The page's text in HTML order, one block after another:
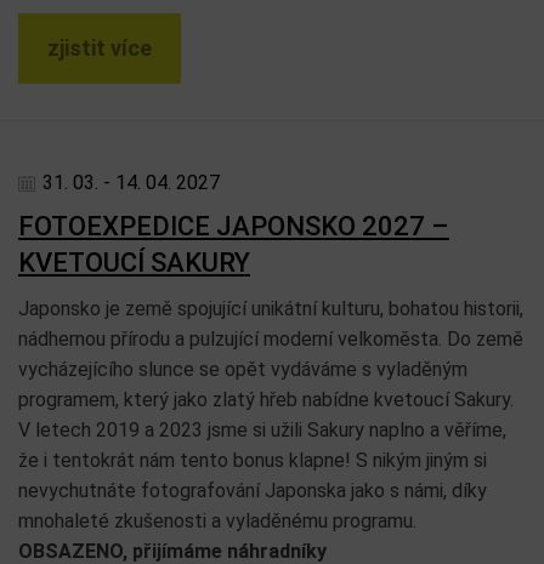
zjistit více
31. 03. - 14. 04. 2027
FOTOEXPEDICE JAPONSKO 2027 –
KVETOUCÍ SAKURY
Japonsko je země spojující unikátní kulturu, bohatou historii,
nádhernou přírodu a pulzující moderní velkoměsta. Do země
vycházejícího slunce se opět vydáváme s vyladěným
programem, který jako zlatý hřeb nabídne kvetoucí Sakury.
V letech 2019 a 2023 jsme si užili Sakury naplno a věříme,
že i tentokrát nám tento bonus klapne! S nikým jiným si
nevychutnáte fotografování Japonska jako s námi, díky
mnohaleté zkušenosti a vyladěnému programu.
OBSAZENO, přijímáme náhradníky